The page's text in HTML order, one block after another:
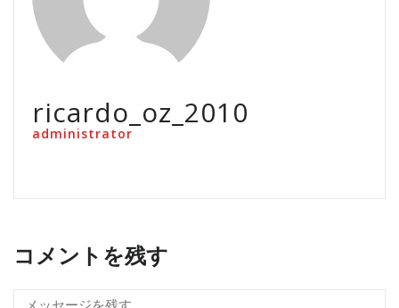
ricardo_oz_2010
administrator
コメントを残す